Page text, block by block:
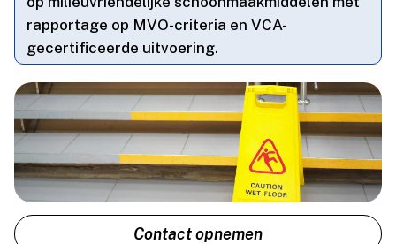
rapportage op MVO-criteria en VCA-
gecertificeerde uitvoering.​
Contact opnemen